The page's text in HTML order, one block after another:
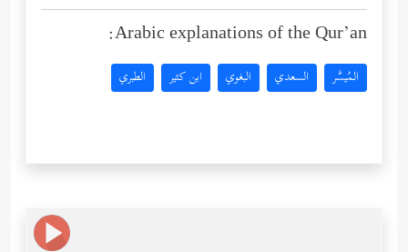
Arabic explanations of the Qur’an:
المُيسَّر السعدي البغوي ابن كثير الطبري